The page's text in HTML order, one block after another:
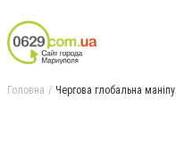
Головна Чергова глобальна